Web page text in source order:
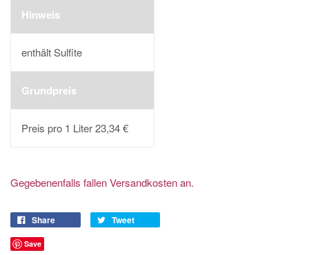
Hinweis
enthält Sulfite
Grundpreis
Preis pro 1 Liter 23,34 €
Gegebenenfalls fallen Versandkosten an.
Share Tweet
Save